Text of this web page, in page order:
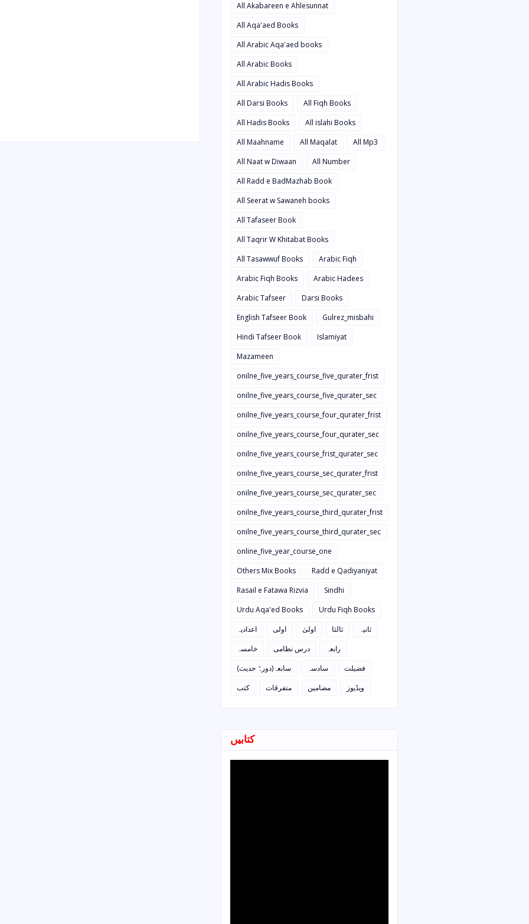
All Akabareen e Ahlesunnat
All Aqa'aed Books
All Arabic Aqa'aed books
All Arabic Books
All Arabic Hadis Books
All Darsi Books
All Fiqh Books
All Hadis Books
All islahi Books
All Maahname
All Maqalat
All Mp3
All Naat w Diwaan
All Number
All Radd e BadMazhab Book
All Seerat w Sawaneh books
All Tafaseer Book
All Taqrir W Khitabat Books
All Tasawwuf Books
Arabic Fiqh
Arabic Fiqh Books
Arabic Hadees
Arabic Tafseer
Darsi Books
English Tafseer Book
Gulrez_misbahi
Hindi Tafseer Book
Islamiyat
Mazameen
onilne_five_years_course_five_qurater_frist
onilne_five_years_course_five_qurater_sec
onilne_five_years_course_four_qurater_frist
onilne_five_years_course_four_qurater_sec
onilne_five_years_course_frist_qurater_sec
onilne_five_years_course_sec_qurater_frist
onilne_five_years_course_sec_qurater_sec
onilne_five_years_course_third_qurater_frist
onilne_five_years_course_third_qurater_sec
online_five_year_course_one
Others Mix Books
Radd e Qadiyaniyat
Rasail e Fatawa Rizvia
Sindhi
Urdu Aqa'ed Books
Urdu Fiqh Books
اعدادیہ
اولی اولیٰ ثالثا
ثانیہ
خامسہ
درس نظامی
رابعہ
سابعہ(دورہٌ حدیث)
سادسہ
فضیلت
کتب
متفرقات مضامین ویڈیوز
کتابیں